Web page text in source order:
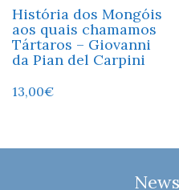
História dos Mongóis
aos quais chamamos
Tártaros – Giovanni
da Pian del Carpini
13,00€